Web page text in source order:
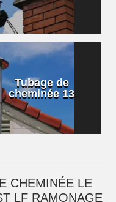
Tubage de
cheminée 13
CHEMINÉE LE
LF RAMONAGE